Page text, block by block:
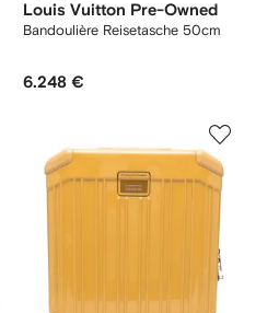
Louis Vuitton Pre-Owned
Bandoulière Reisetasche 50cm
6.248 €